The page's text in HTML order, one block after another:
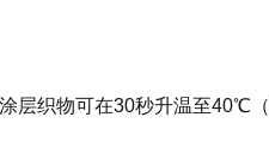
层织物可在30秒升温至40℃（